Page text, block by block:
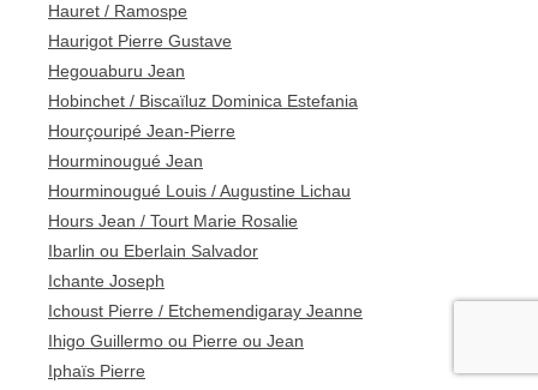
Hauret / Ramospe
Haurigot Pierre Gustave
Hegouaburu Jean
Hobinchet / Biscaïluz Dominica Estefania
Hourçouripé Jean-Pierre
Hourminougué Jean
Hourminougué Louis / Augustine Lichau
Hours Jean / Tourt Marie Rosalie
Ibarlin ou Eberlain Salvador
Ichante Joseph
Ichoust Pierre / Etchemendigaray Jeanne
Ihigo Guillermo ou Pierre ou Jean
Iphaïs Pierre